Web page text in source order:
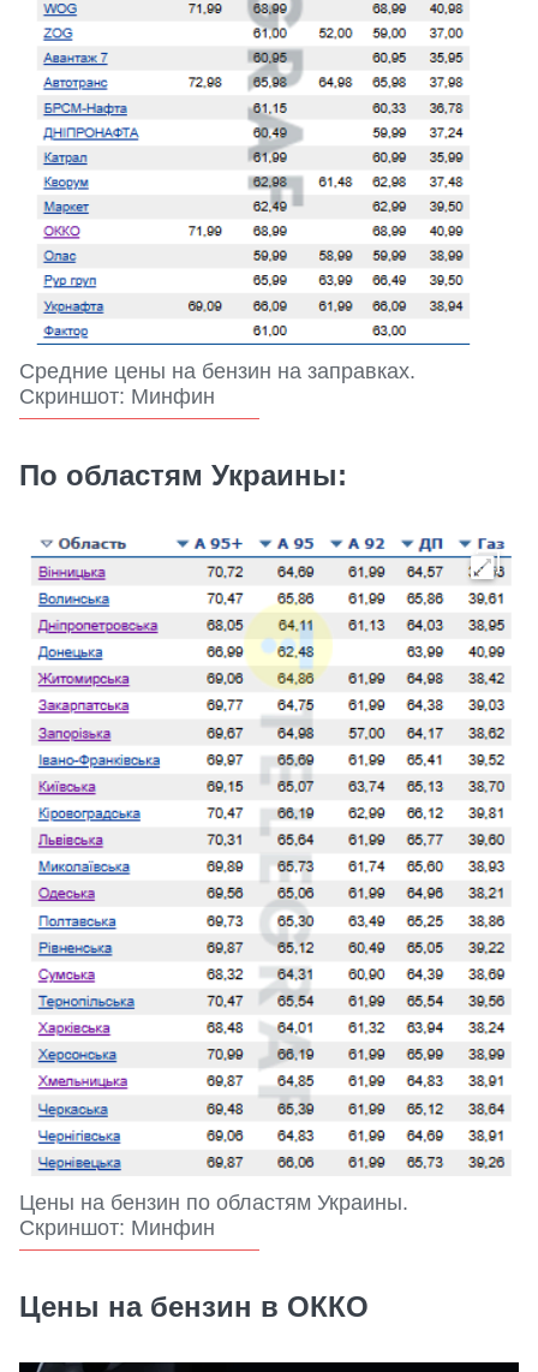
Средние цены на бензин на заправках.
Скриншот: Минфин
По областям Украины:
Цены на бензин по областям Украины.
Скриншот: Минфин
Цены на бензин в ОККО